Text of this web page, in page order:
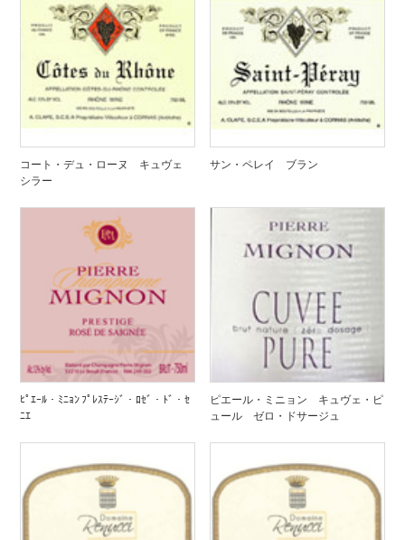
コート・デュ・ローヌ キュヴェ
シラー
サン・ペレイ ブラン
ﾋﾟｴｰﾙ・ﾐﾆｮﾝ ﾌﾟﾚｽﾃｰｼﾞ・ﾛｾﾞ・ﾄﾞ・ｾ
ﾆｴ
ピエール・ミニョン キュヴェ・ピ
ュール ゼロ・ドサージュ